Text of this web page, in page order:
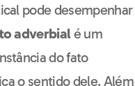
pode desempenhar
adverbial é um
do fato
o sentido dele. Além